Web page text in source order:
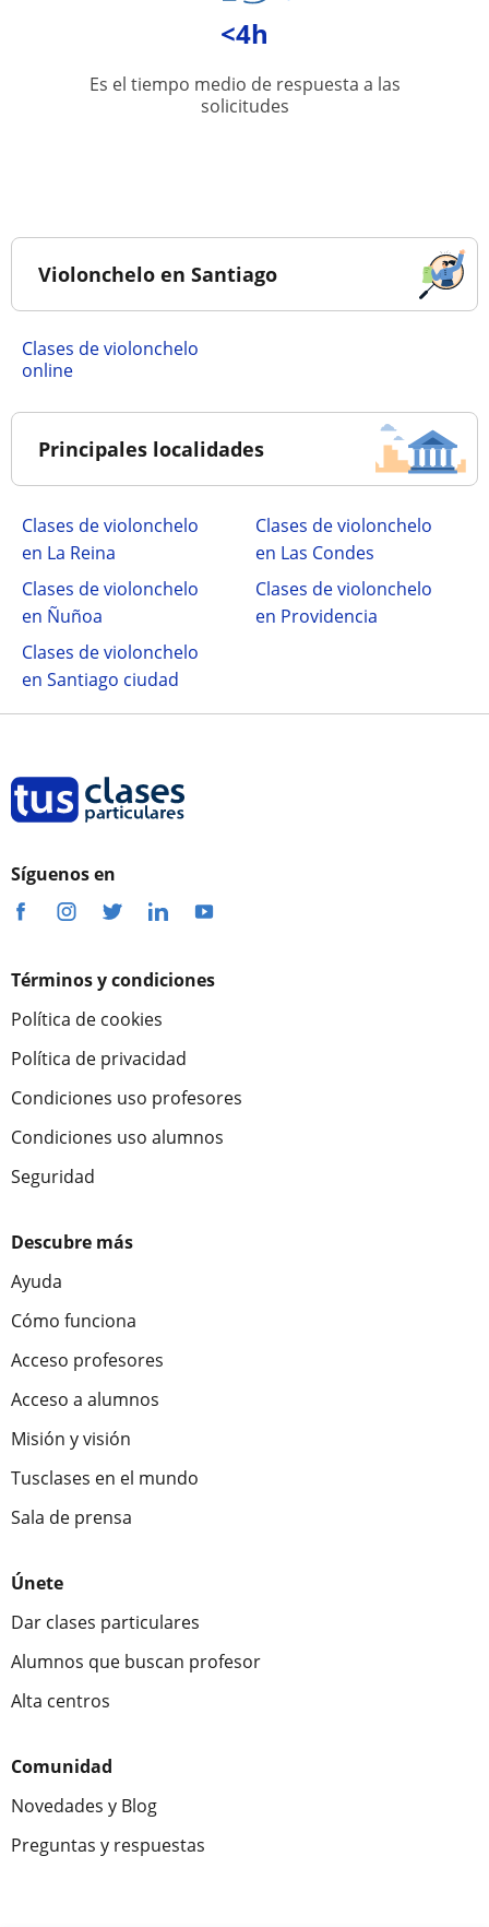
<4h
Es el tiempo medio de respuesta a las
solicitudes
Violonchelo en Santiago
Clases de violonchelo
online
Principales localidades
Clases de violonchelo
en La Reina
Clases de violonchelo
en Las Condes
Clases de violonchelo
en Ñuñoa
Clases de violonchelo
en Providencia
Clases de violonchelo
en Santiago ciudad
Síguenos en
Términos y condiciones
Política de cookies
Política de privacidad
Condiciones uso profesores
Condiciones uso alumnos
Seguridad
Descubre más
Ayuda
Cómo funciona
Acceso profesores
Acceso a alumnos
Misión y visión
Tusclases en el mundo
Sala de prensa
Únete
Dar clases particulares
Alumnos que buscan profesor
Alta centros
Comunidad
Novedades y Blog
Preguntas y respuestas